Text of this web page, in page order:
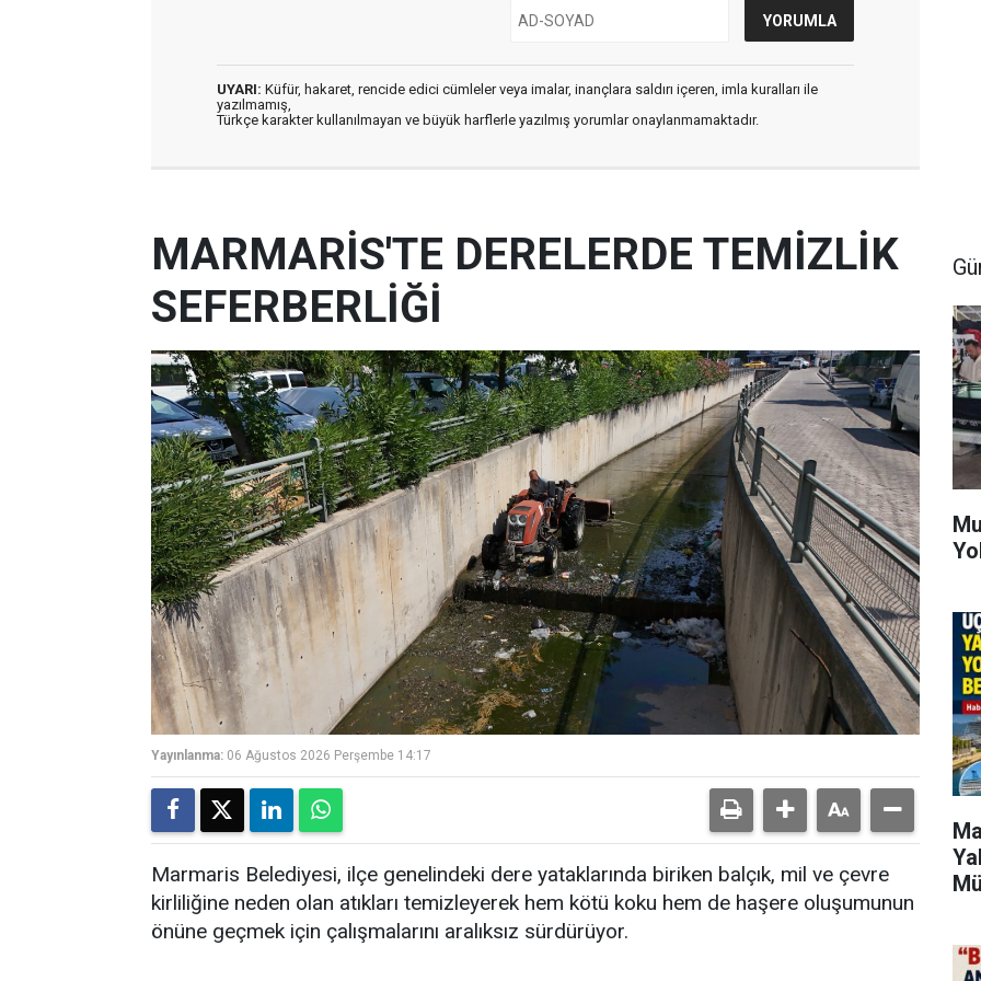
UYARI: Küfür, hakaret, rencide edici cümleler veya imalar, inançlara saldırı içeren, imla kuralları ile
yazılmamış,
Türkçe karakter kullanılmayan ve büyük harflerle yazılmış yorumlar onaylanmamaktadır.
MARMARİS'TE DERELERDE TEMİZLİK
SEFERBERLİĞİ
Yayınlanma: 06 Ağustos 2026 Perşembe 14:17
Marmaris Belediyesi, ilçe genelindeki dere yataklarında biriken balçık, mil ve çevre
kirliliğine neden olan atıkları temizleyerek hem kötü koku hem de haşere oluşumunun
önüne geçmek için çalışmalarını aralıksız sürdürüyor.